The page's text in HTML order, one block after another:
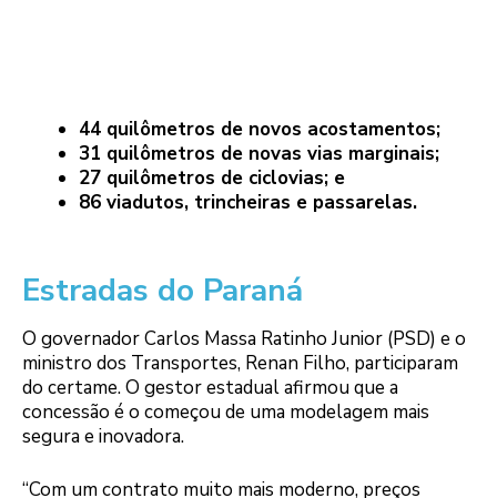
44 quilômetros de novos acostamentos;
31 quilômetros de novas vias marginais;
27 quilômetros de ciclovias; e
86 viadutos, trincheiras e passarelas.
Estradas do Paraná
O governador Carlos Massa Ratinho Junior (PSD) e o
ministro dos Transportes, Renan Filho, participaram
do certame. O gestor estadual afirmou que a
concessão é o começou de uma modelagem mais
segura e inovadora.
“Com um contrato muito mais moderno, preços